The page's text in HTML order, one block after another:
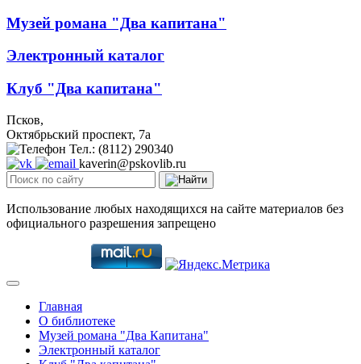
Музей романа "Два капитана"
Электронный каталог
Клуб "Два капитана"
Псков,
Октябрьский проспект, 7a
Тел.: (8112) 290340
kaverin@pskovlib.ru
Использование любых находящихся на сайте материалов без
официального разрешения запрещено
Главная
О библиотеке
Музей романа "Два Капитана"
Электронный каталог